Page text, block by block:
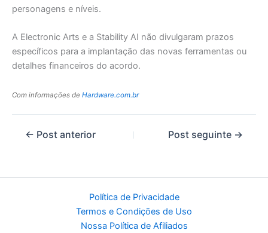
personagens e níveis.
A Electronic Arts e a Stability AI não divulgaram prazos
específicos para a implantação das novas ferramentas ou
detalhes financeiros do acordo.
Com informações de Hardware.com.br
← Post anterior Post seguinte →
Política de Privacidade
Termos e Condições de Uso
Nossa Política de Afiliados